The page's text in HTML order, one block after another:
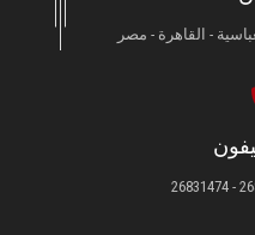
- القاهرة - مصر